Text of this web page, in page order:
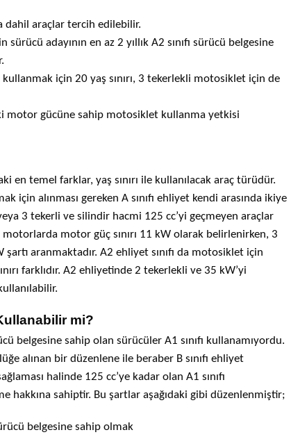
dahil araçlar tercih edilebilir.
sürücü adayının en az 2 yıllık A2 sınıfı sürücü belgesine
için 20 yaş sınırı, 3 tekerlekli motosiklet için de
motor gücüne sahip motosiklet kullanma yetkisi
en temel farklar, yaş sınırı ile kullanılacak araç türüdür.
için alınması gereken A sınıfı ehliyet kendi arasında ikiye
3 tekerli ve silindir hacmi 125 cc’yi geçmeyen araçlar
motor güç sınırı 11 kW olarak belirlenirken, 3
aranmaktadır. A2 ehliyet sınıfı da motosiklet için
farklıdır. A2 ehliyetinde 2 tekerlekli ve 35 kW’yi
mi?
belgesine sahip olan sürücüler A1 sınıfı kullanamıyordu.
alınan bir düzenlene ile beraber B sınıfı ehliyet
halinde 125 cc’ye kadar olan A1 sınıfı
hakkına sahiptir. Bu şartlar aşağıdaki gibi düzenlenmiştir;
belgesine sahip olmak